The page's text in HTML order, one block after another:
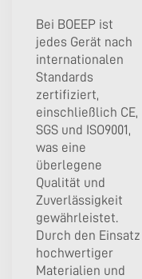
Bei BOEEP ist
jedes Gerät nach
internationalen
Standards
zertifiziert,
einschließlich CE,
SGS und ISO9001,
was eine
überlegene
Qualität und
Zuverlässigkeit
gewährleistet.
Durch den Einsatz
hochwertiger
Materialien und